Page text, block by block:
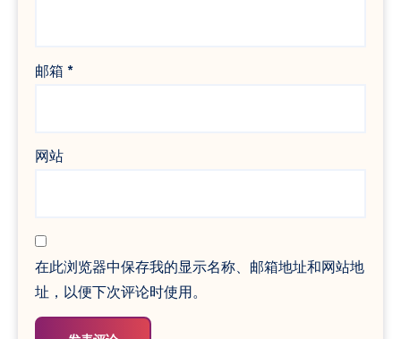
邮箱 *
网站
在此浏览器中保存我的显示名称、邮箱地址和网站地
址，以便下次评论时使用。